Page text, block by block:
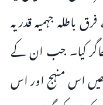
جہمیہ قدریہ
کیا۔ جب ان کے
اس منہج اور اس